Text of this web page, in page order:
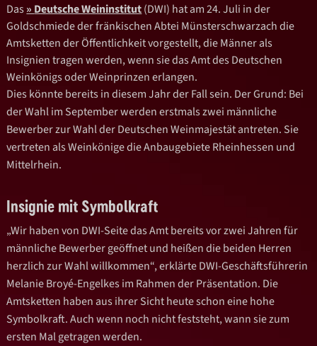
Das Deutsche Weininstitut(DWI) hat am 24. Juli in der
Goldschmiede der fränkischen Abtei Münsterschwarzach die
Amtsketten der Öffentlichkeit vorgestellt, die Männer als
Insignien tragen werden, wenn sie das Amt des Deutschen
Weinkönigs oder Weinprinzen erlangen.
Dies könnte bereits in diesem Jahr der Fall sein. Der Grund: Bei
der Wahl im September werden erstmals zwei männliche
Bewerber zur Wahl der Deutschen Weinmajestät antreten. Sie
vertreten als Weinkönige die Anbaugebiete Rheinhessen und
Mittelrhein.
Insignie mit Symbolkraft
„Wir haben von DWI-Seite das Amt bereits vor zwei Jahren für
männliche Bewerber geöffnet und heißen die beiden Herren
herzlich zur Wahl willkommen“, erklärte DWI-Geschäftsführerin
Melanie Broyé-Engelkes im Rahmen der Präsentation. Die
Amtsketten haben aus ihrer Sicht heute schon eine hohe
Symbolkraft. Auch wenn noch nicht feststeht, wann sie zum
ersten Mal getragen werden.